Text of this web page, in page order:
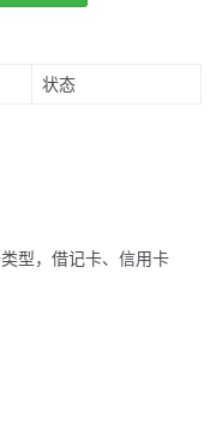
状态
型，借记卡、信用卡